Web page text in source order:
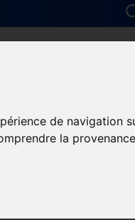
de navigation
la